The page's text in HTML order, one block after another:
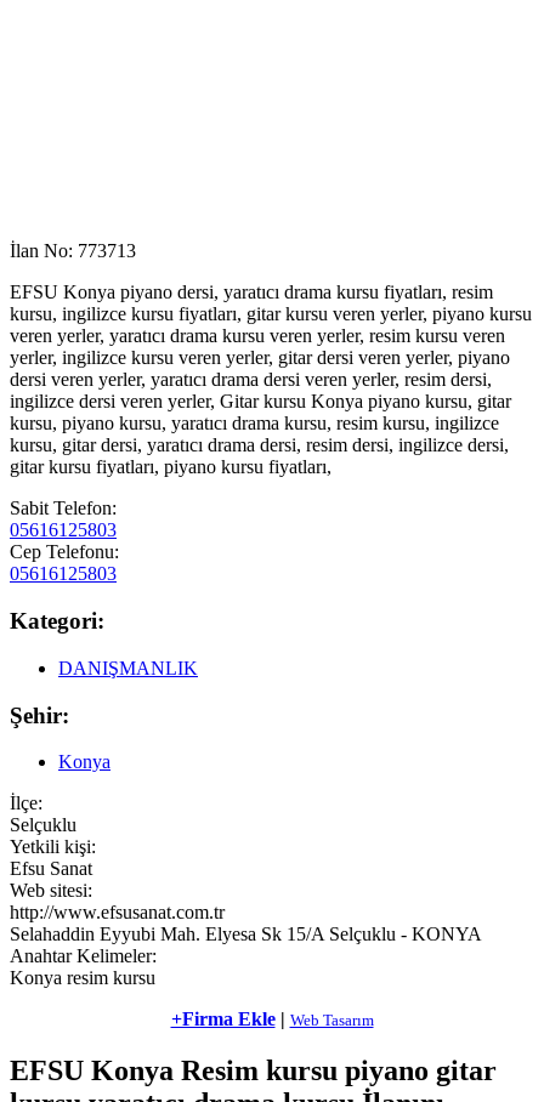
İlan No: 773713
EFSU Konya piyano dersi, yaratıcı drama kursu fiyatları, resim
kursu, ingilizce kursu fiyatları, gitar kursu veren yerler, piyano kursu
veren yerler, yaratıcı drama kursu veren yerler, resim kursu veren
yerler, ingilizce kursu veren yerler, gitar dersi veren yerler, piyano
dersi veren yerler, yaratıcı drama dersi veren yerler, resim dersi,
ingilizce dersi veren yerler, Gitar kursu Konya piyano kursu, gitar
kursu, piyano kursu, yaratıcı drama kursu, resim kursu, ingilizce
kursu, gitar dersi, yaratıcı drama dersi, resim dersi, ingilizce dersi,
gitar kursu fiyatları, piyano kursu fiyatları,
Sabit Telefon:
05616125803
Cep Telefonu:
05616125803
Kategori:
DANIŞMANLIK
Şehir:
Konya
İlçe:
Selçuklu
Yetkili kişi:
Efsu Sanat
Web sitesi:
http://www.efsusanat.com.tr
Selahaddin Eyyubi Mah. Elyesa Sk 15/A Selçuklu - KONYA
Anahtar Kelimeler:
Konya resim kursu
+Firma Ekle | Web Tasarım
EFSU Konya Resim kursu piyano gitar